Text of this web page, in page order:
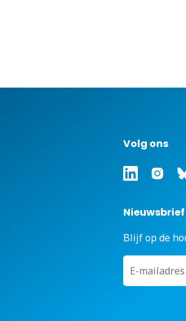
Volg ons
Nieuwsbrief
Blijf op de